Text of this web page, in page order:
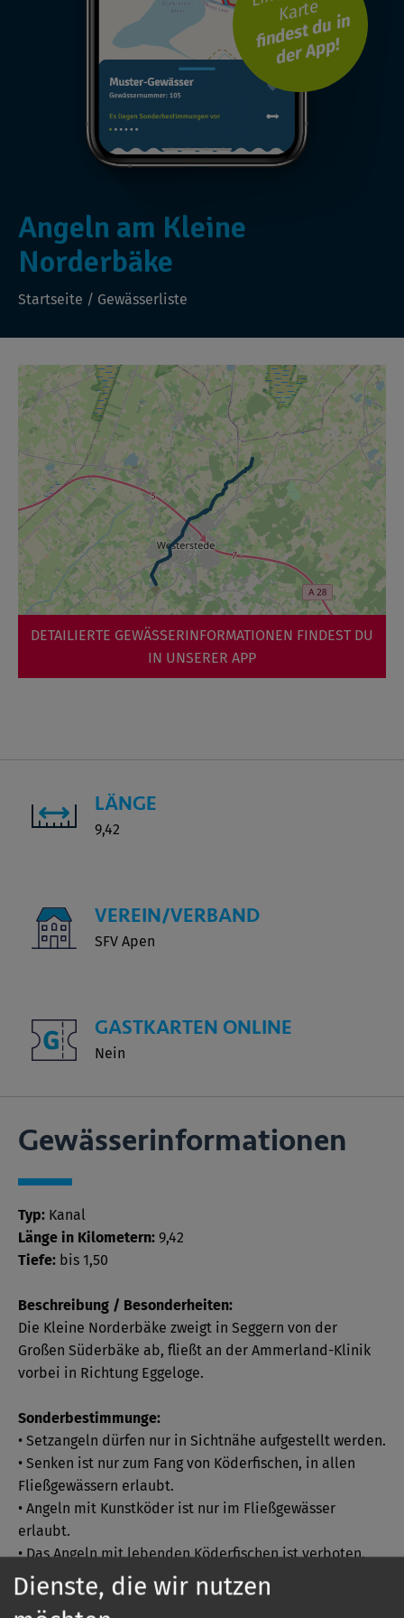
Angeln am Kleine
Norderbäke
Startseite / Gewässerliste
Karte
findest du in
der App!
DETAILIERTE GEWÄSSERINFORMATIONEN FINDEST DU
IN UNSERER APP
LÄNGE
9,42
VEREIN/VERBAND
SFV Apen
GASTKARTEN ONLINE
Nein
Gewässer­informationen
Typ: Kanal
Länge in Kilometern: 9,42
Tiefe: bis 1,50
Beschreibung / Besonderheiten:
Die Kleine Norderbäke zweigt in Seggern von der
Großen Süderbäke ab, fließt an der Ammerland-Klinik
vorbei in Richtung Eggeloge.
Sonderbestimmunge:
• Setzangeln dürfen nur in Sichtnähe aufgestellt werden.
• Senken ist nur zum Fang von Köderfischen, in allen
Fließgewässern erlaubt.
• Angeln mit Kunstköder ist nur im Fließgewässer
erlaubt.
• Das Angeln mit lebenden Köderfischen ist verboten.
• Edelfische (Karpfen, Schleie, Hecht, Zander und
Forelle) dürfen nicht als Köder benutzt werden.
Dienste, die wir nutzen